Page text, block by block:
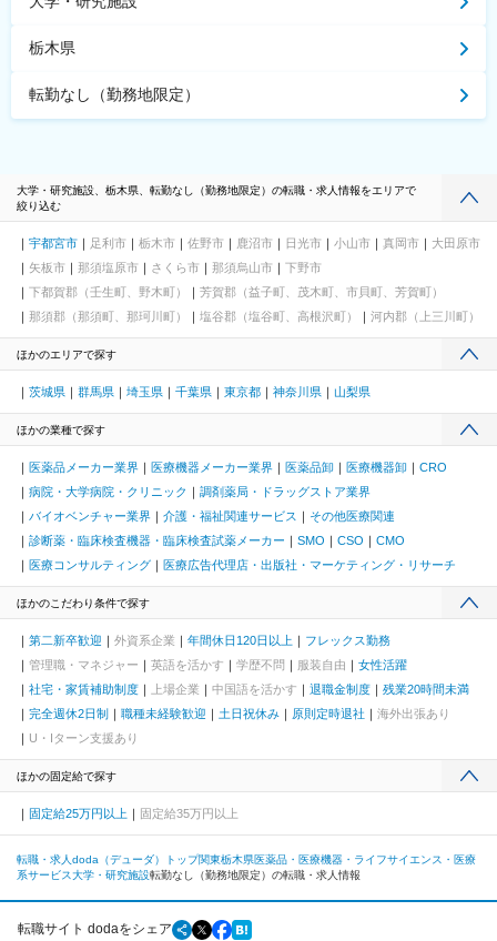
栃木県
転勤なし（勤務地限定）
大学・研究施設、栃木県、転勤なし（勤務地限定）の転職・求人情報をエリアで
絞り込む
宇都宮市 足利市 栃木市 佐野市 鹿沼市 日光市 小山市 真岡市
大田原市
矢板市
那須塩原市 さくら市 那須烏山市
下野市
下都賀郡（壬生町、野木町）
芳賀郡（益子町、茂木町、市貝町、芳賀町）
那須郡（那須町、那珂川町）
塩谷郡（塩谷町、高根沢町） 河内郡（上三川町）
ほかのエリアで探す
茨城県 群馬県 埼玉県 千葉県 東京都 神奈川県 山梨県
ほかの業種で探す
医薬品メーカー業界 医療機器メーカー業界 医薬品卸 医療機器卸
CRO
病院・大学病院・クリニック
調剤薬局・ドラッグストア業界
バイオベンチャー業界
介護・福祉関連サービス
その他医療関連
診断薬・臨床検査機器・臨床検査試薬メーカー
SMO CSO
CMO
医療コンサルティング
医療広告代理店・出版社・マーケティング・リサーチ
ほかのこだわり条件で探す
第二新卒歓迎 外資系企業 年間休日120日以上
フレックス勤務
管理職・マネジャー
英語を活かす 学歴不問 服装自由
女性活躍
社宅・家賃補助制度
上場企業 中国語を活かす 退職金制度
残業20時間未満
完全週休2日制
職種未経験歓迎 土日祝休み 原則定時退社
海外出張あり
U・Iターン支援あり
ほかの固定給で探す
固定給25万円以上 固定給35万円以上
転職・求人doda（デューダ）トップ関東栃木県医薬品・医療機器・ライフサイエンス・医療
系サービス大学・研究施設転勤なし（勤務地限定）の転職・求人情報
転職サイト dodaをシェア